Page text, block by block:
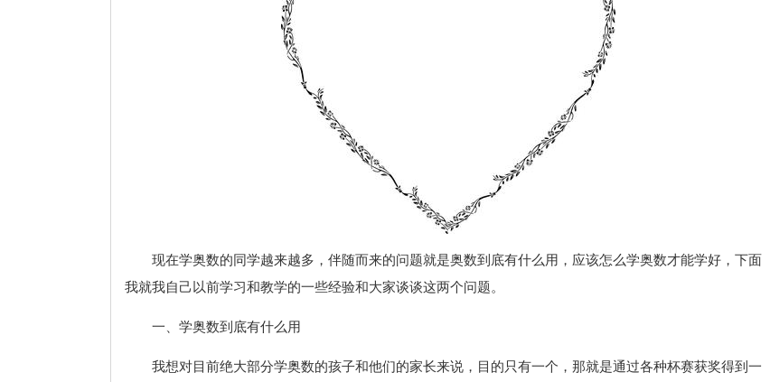
现在学奥数的同学越来越多，伴随而来的问题就是奥数到底有什么用，应该怎么学奥数才能学好，下面
我就我自己以前学习和教学的一些经验和大家谈谈这两个问题。
一、学奥数到底有什么用
我想对目前绝大部分学奥数的孩子和他们的家长来说，目的只有一个，那就是通过各种杯赛获奖得到一